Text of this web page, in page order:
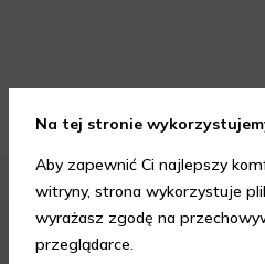
Na tej stronie
Aby zapewnić Ci najlepszy
witryny, strona wykorzystuje
wyrażasz zgodę na
przeglądarce.